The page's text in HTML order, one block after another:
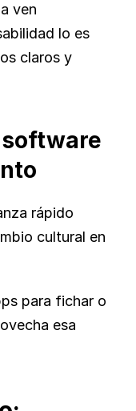
ven
lo es
claros y
rápido
cultural en
para fichar o
esa